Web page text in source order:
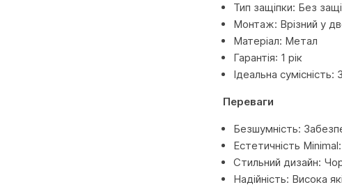
Тип защіпки: Без
Монтаж: Врізний у
Матеріал: Метал
Гарантія: 1 рік
Ідеальна
Переваги
Безшумність:
Естетичність
Стильний дизайн:
Надійність: Висока